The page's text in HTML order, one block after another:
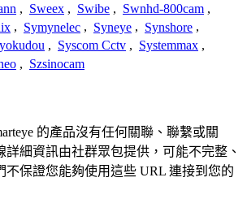
, Sweex , Swibe , Swnhd-800cam ,
, Symynelec , Syneye , Synshore ,
, Syscom Cctv , Systemmax ,
, Szsinocam
的產品沒有任何關聯、聯繫或關
詳細資訊由社群眾包提供，可能不完整、
不保證您能夠使用這些 URL 連接到您的